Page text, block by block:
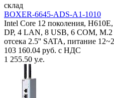
склад
BOXER-6645-ADS-A1-1010
Intel Core 12 поколения,
DP, 4 LAN, 8 USB, 6 COM, M.2
отсека 2.5'' SATA, питание
103 160.04 руб. с НДС
1 255.50 у.е.